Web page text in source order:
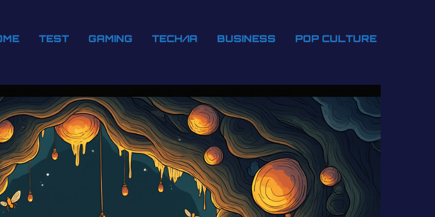
TEST GAMING TECH/IA BUSINESS POP CULTURE